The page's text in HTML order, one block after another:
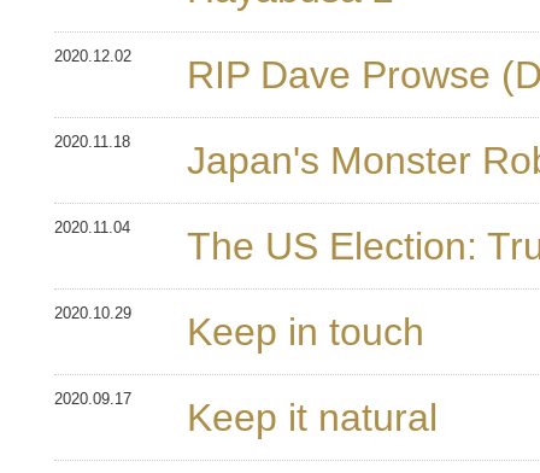
2020.12.02 RIP Dave Prowse
2020.11.18 Japan's Monster
2020.11.04 The US Election:
2020.10.29 Keep in touch
2020.09.17 Keep it natural